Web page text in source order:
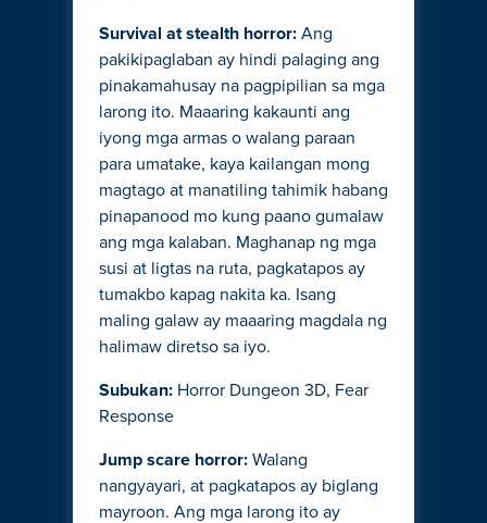
Survival at stealth horror: Ang
pakikipaglaban ay hindi palaging ang
pinakamahusay na pagpipilian sa mga
larong ito. Maaaring kakaunti ang
iyong mga armas o walang paraan
para umatake, kaya kailangan mong
magtago at manatiling tahimik habang
pinapanood mo kung paano gumalaw
ang mga kalaban. Maghanap ng mga
susi at ligtas na ruta, pagkatapos ay
tumakbo kapag nakita ka. Isang
maling galaw ay maaaring magdala ng
halimaw diretso sa iyo.
Subukan: Horror Dungeon 3D, Fear
Response
Jump scare horror: Walang
nangyayari, at pagkatapos ay biglang
mayroon. Ang mga larong ito ay